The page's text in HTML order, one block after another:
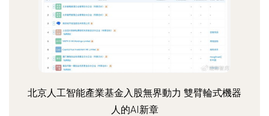
北京人工智能產業基金入股無界動力 雙臂輪式機器
人的AI新章